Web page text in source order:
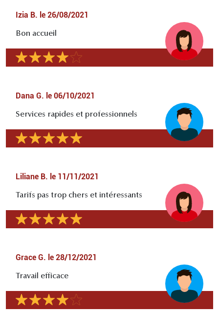
Izia B. le 26/08/2021
Bon accueil
Dana G. le 06/10/2021
Services rapides et professionnels
Liliane B. le 11/11/2021
Tarifs pas trop chers et intéressants
Grace G. le 28/12/2021
Travail efficace